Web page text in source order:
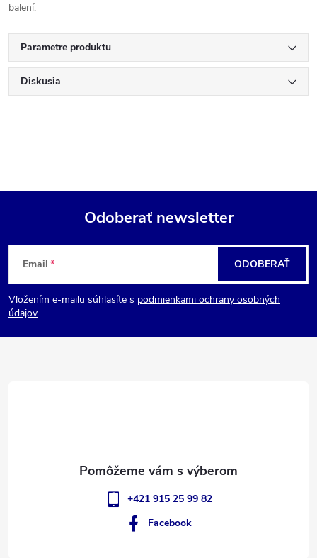
balení.
Parametre produktu
Diskusia
Z
á
p
Odoberať newsletter
Email
Vložením e-mailu súhlasíte s podmienkami ochrany osobných
údajov
ODOBERAŤ
+421 915 25 99 82
Facebook